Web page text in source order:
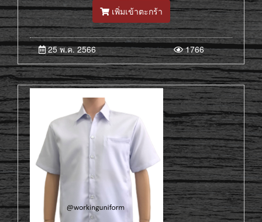
เพิ่มเข้าตะกร้า
25 พ.ค. 2566 1766